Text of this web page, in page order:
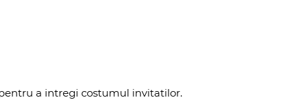
a intregi costumul invitatilor.